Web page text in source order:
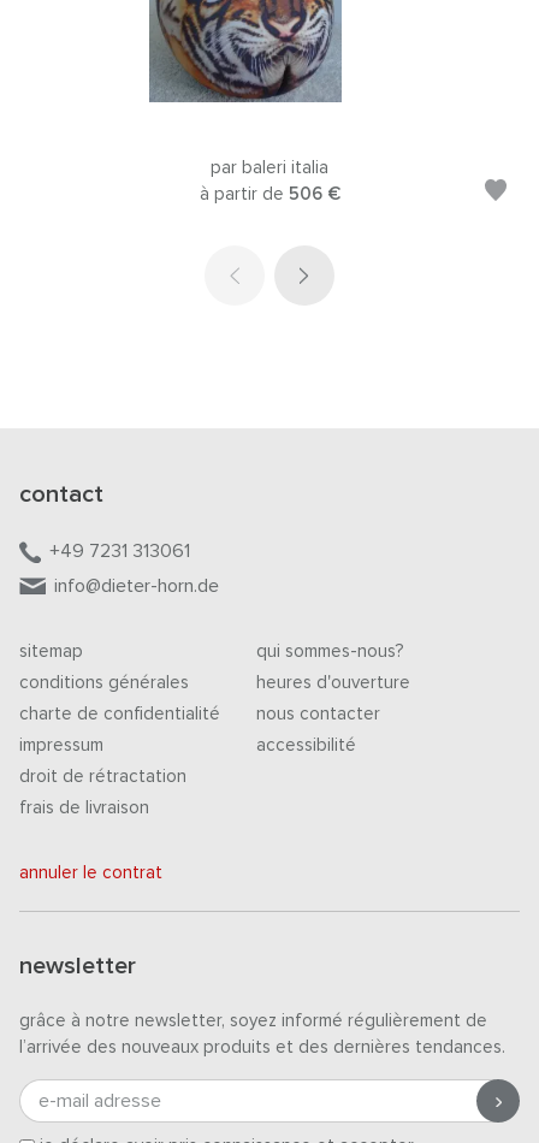
par baleri italia
à partir de 506 €
contact
+49 7231 313061
info@dieter-horn.de
sitemap
conditions générales
charte de confidentialité
impressum
droit de rétractation
frais de livraison
qui sommes-nous?
heures d'ouverture
nous contacter
accessibilité
annuler le contrat
newsletter
grâce à notre newsletter, soyez informé régulièrement de
l’arrivée des nouveaux produits et des dernières tendances.
e-mail adresse